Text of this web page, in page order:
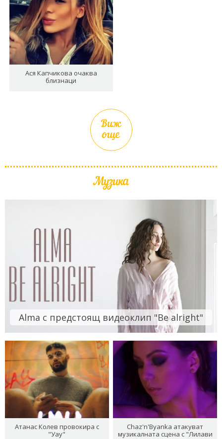
Ася Капчикова очаква
близнаци
Виж
още
Музика
Alma с предстоящ видеоклип "Be alright"
Атанас Колев провокира с
"Уау"
Chaz'n'Byanka атакуват
музикалната сцена с "Лилави